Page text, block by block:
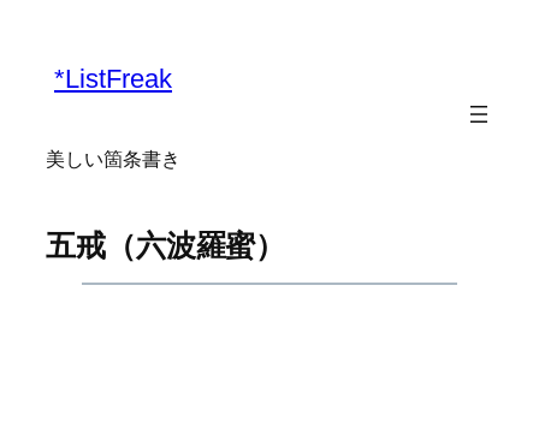
*ListFreak
美しい箇条書き
五戒（六波羅蜜）